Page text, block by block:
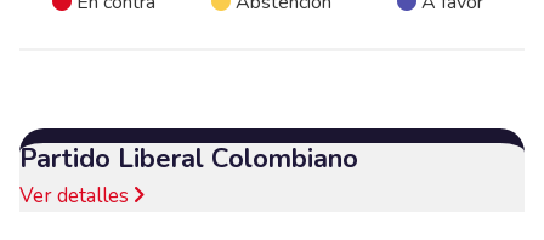
Partido Liberal Colombiano
Ver detalles